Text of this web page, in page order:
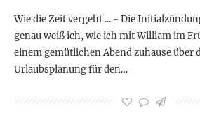
Wie die Zeit vergeht ... - Die
genau weiß ich, wie ich mit William im
einem gemütlichen Abend zuhause über
Urlaubsplanung für den…